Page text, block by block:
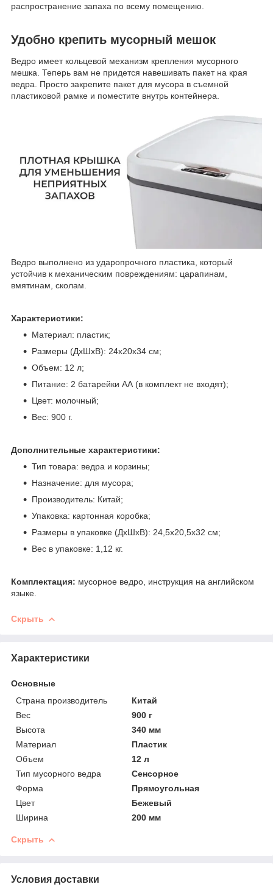
распространение запаха по всему помещению.
Удобно крепить мусорный мешок
Ведро имеет кольцевой механизм крепления мусорного
мешка. Теперь вам не придется навешивать пакет на края
ведра. Просто закрепите пакет для мусора в съемной
пластиковой рамке и поместите внутрь контейнера.
Ведро выполнено из ударопрочного пластика, который
устойчив к механическим повреждениям: царапинам,
вмятинам, сколам.
Характеристики:
Материал: пластик;
Размеры (ДхШхВ): 24х20х34 см;
Объем: 12 л;
Питание: 2 батарейки АА (в комплект не входят);
Цвет: молочный;
Вес: 900 г.
Дополнительные характеристики:
Тип товара: ведра и корзины;
Назначение: для мусора;
Производитель: Китай;
Упаковка: картонная коробка;
Размеры в упаковке (ДхШхВ): 24,5х20,5х32 см;
Вес в упаковке: 1,12 кг.
Комплектация: мусорное ведро, инструкция на английском
языке.
Скрыть
Характеристики
Основные
Страна производитель
Китай
Вес
900 г
Высота
340 мм
Материал
Пластик
Объем
12 л
Тип мусорного ведра
Сенсорное
Форма
Прямоугольная
Цвет
Бежевый
Ширина
200 мм
Скрыть
Условия доставки